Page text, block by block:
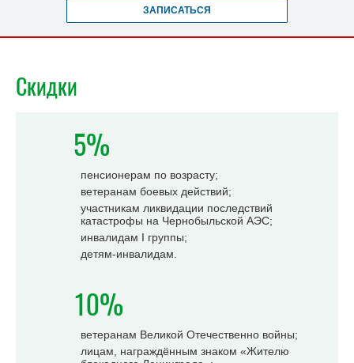
ЗАПИСАТЬСЯ
Скидки
5%
пенсионерам по возрасту;
ветеранам боевых действий;
участникам ликвидации последствий
катастрофы на Чернобыльской АЭС;
инвалидам I группы;
детям-инвалидам.
10%
ветеранам Великой Отечественно войны;
лицам, награждённым знаком «Жителю